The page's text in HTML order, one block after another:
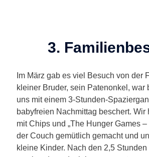
3.
Im März gab es viel Besuch von der
kleiner Bruder, sein Patenonkel, war
uns mit einem 3-Stunden-
babyfreien Nachmittag beschert. Wir
mit Chips und „The Hunger Games
der Couch gemütlich gemacht und
kleine Kinder. Nach den 2,5